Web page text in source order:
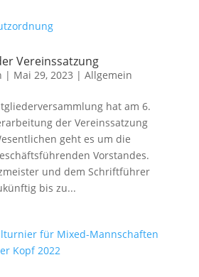
Vereinssatzung
| Mai 29, 2023 | Allgemein
hat am 6.
der Vereinssatzung
geht es um die
Vorstandes.
und dem Schriftführer
bis zu...